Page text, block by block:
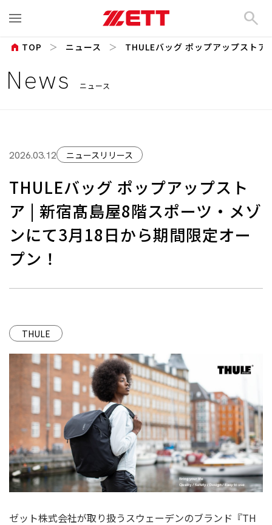
search
News ニュース
home TOP ニュース THULEバッグ ポップアップスト
2026.03.12 ニュースリリース
THULEバッグ ポップアップスト
ア | 新宿髙島屋8階スポーツ・メゾ
ンにて3月18日から期間限定オー
プン！
THULE
ゼット株式会社が取り扱うスウェーデンのブランド『TH